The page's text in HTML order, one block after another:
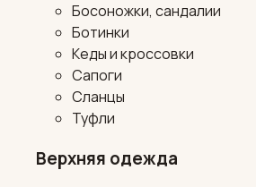
Босоножки, сандалии
Ботинки
Кеды и кроссовки
Сапоги
Сланцы
Туфли
Верхняя одежда